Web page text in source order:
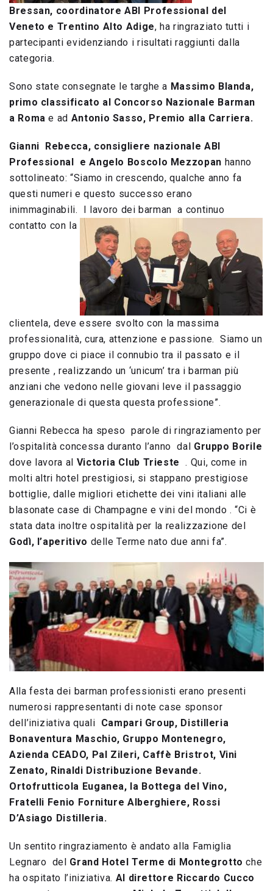
Bressan, coordinatore ABI Professional del
Veneto e Trentino Alto Adige, ha ringraziato tutti i
partecipanti evidenziando i risultati raggiunti dalla
categoria.
Sono state consegnate le targhe a Massimo Blanda,
primo classificato al Concorso Nazionale Barman
a Roma e ad Antonio Sasso, Premio alla Carriera.
Gianni Rebecca, consigliere nazionale ABI
Professional e Angelo Boscolo Mezzopan hanno
sottolineato: “Siamo in crescendo, qualche anno fa
questi numeri e questo successo erano
inimmaginabili. I lavoro dei barman a continuo
contatto con la
clientela, deve essere svolto con la massima
professionalità, cura, attenzione e passione. Siamo un
gruppo dove ci piace il connubio tra il passato e il
presente , realizzando un ‘unicum’ tra i barman più
anziani che vedono nelle giovani leve il passaggio
generazionale di questa questa professione”.
Gianni Rebecca ha speso parole di ringraziamento per
l’ospitalità concessa duranto l’anno dal Gruppo Borile
dove lavora al Victoria Club Trieste . Qui, come in
molti altri hotel prestigiosi, si stappano prestigiose
bottiglie, dalle migliori etichette dei vini italiani alle
blasonate case di Champagne e vini del mondo . “Ci è
stata data inoltre ospitalità per la realizzazione del
Godì, l’aperitivo delle Terme nato due anni fa”.
Alla festa dei barman professionisti erano presenti
numerosi rappresentanti di note case sponsor
dell’iniziativa quali Campari Group, Distilleria
Bonaventura Maschio, Gruppo Montenegro,
Azienda CEADO, Pal Zileri, Caffè Bristrot, Vini
Zenato, Rinaldi Distribuzione Bevande.
Ortofrutticola Euganea, la Bottega del Vino,
Fratelli Fenio Forniture Alberghiere, Rossi
D’Asiago Distilleria.
Un sentito ringraziamento è andato alla Famiglia
Legnaro del Grand Hotel Terme di Montegrotto che
ha ospitato l’iniziativa. Al direttore Riccardo Cucco